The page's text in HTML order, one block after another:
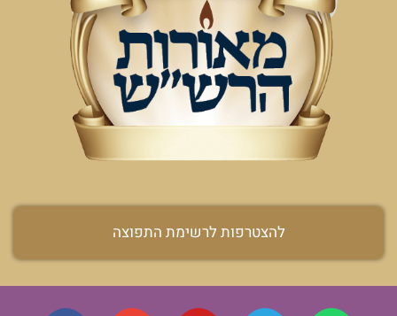
להצטרפות לרשימת התפוצה